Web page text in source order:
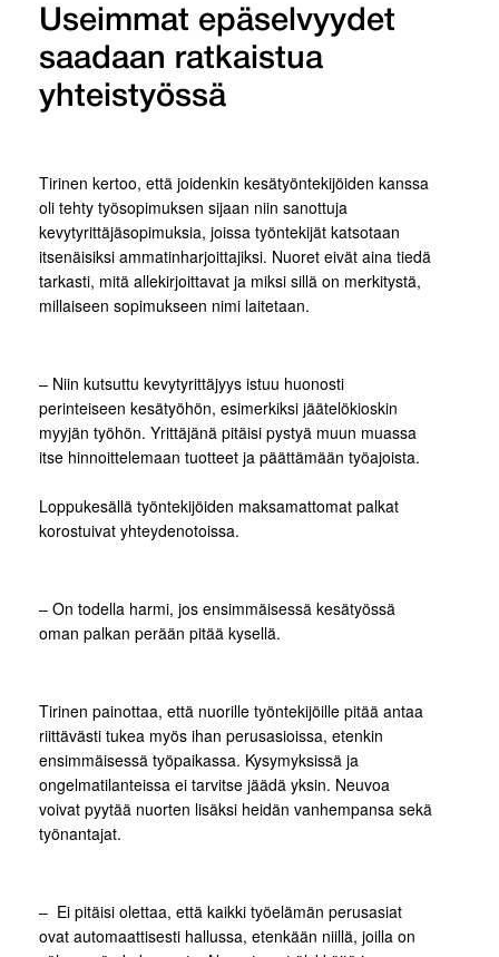
Useimmat epäselvyydet
saadaan ratkaistua
yhteistyössä
Tirinen kertoo, että joidenkin kesätyöntekijöiden kanssa
oli tehty työsopimuksen sijaan niin sanottuja
kevytyrittäjäsopimuksia, joissa työntekijät katsotaan
itsenäisiksi ammatinharjoittajiksi. Nuoret eivät aina tiedä
tarkasti, mitä allekirjoittavat ja miksi sillä on merkitystä,
millaiseen sopimukseen nimi laitetaan.
– Niin kutsuttu kevytyrittäjyys istuu huonosti
perinteiseen kesätyöhön, esimerkiksi jäätelökioskin
myyjän työhön. Yrittäjänä pitäisi pystyä muun muassa
itse hinnoittelemaan tuotteet ja päättämään työajoista.
Loppukesällä työntekijöiden maksamattomat palkat
korostuivat yhteydenotoissa.
– On todella harmi, jos ensimmäisessä kesätyössä
oman palkan perään pitää kysellä.
Tirinen painottaa, että nuorille työntekijöille pitää antaa
riittävästi tukea myös ihan perusasioissa, etenkin
ensimmäisessä työpaikassa. Kysymyksissä ja
ongelmatilanteissa ei tarvitse jäädä yksin. Neuvoa
voivat pyytää nuorten lisäksi heidän vanhempansa sekä
työnantajat.
– Ei pitäisi olettaa, että kaikki työelämän perusasiat
ovat automaattisesti hallussa, etenkään niillä, joilla on